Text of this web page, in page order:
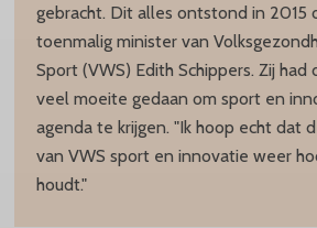
gebracht. Dit alles ontstond in 2015
toenmalig minister van
Sport (VWS) Edith Schippers. Zij
veel moeite gedaan om sport en
agenda te krijgen. "Ik hoop echt dat
van VWS sport en innovatie weer
houdt."